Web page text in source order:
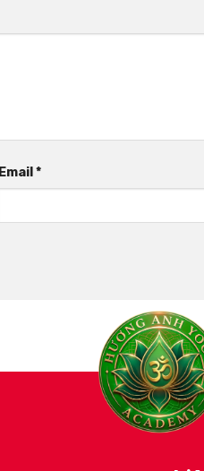
Email *